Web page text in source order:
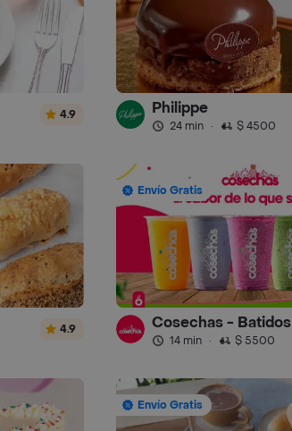
4.9 Philippe
24 min · $ 4500
4.9
Envío Gratis
Cosechas - Batidos
14 min · $ 5500
Envío Gratis